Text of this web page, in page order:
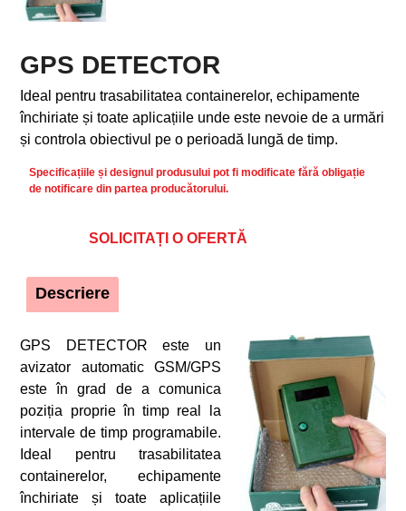
GPS DETECTOR
Ideal pentru trasabilitatea containerelor, echipamente
închiriate și toate aplicațiile unde este nevoie de a urmări
și controla obiectivul pe o perioadă lungă de timp.
Specificațiile și designul produsului pot fi modificate fără obligație
de notificare din partea producătorului.
SOLICITAȚI O OFERTĂ
Descriere
GPS DETECTOR este un
avizator automatic GSM/GPS
este în grad de a comunica
poziția proprie în timp real la
intervale de timp programabile.
Ideal pentru trasabilitatea
containerelor, echipamente
închiriate și toate aplicațiile